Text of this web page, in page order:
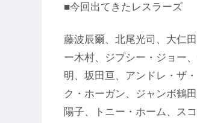
■今回出てきたレスラーズ
藤波辰爾、北尾光司、大仁
ー木村、ジプシー・ジョー
明、坂田亘、アンドレ・ザ
ク・ホーガン、ジャンボ鶴
陽子、トニー・ホーム、ス